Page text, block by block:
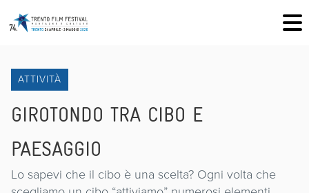
ATTIVITÀ
GIROTONDO TRA CIBO E
PAESAGGIO
Lo sapevi che il cibo è una scelta? Ogni volta che